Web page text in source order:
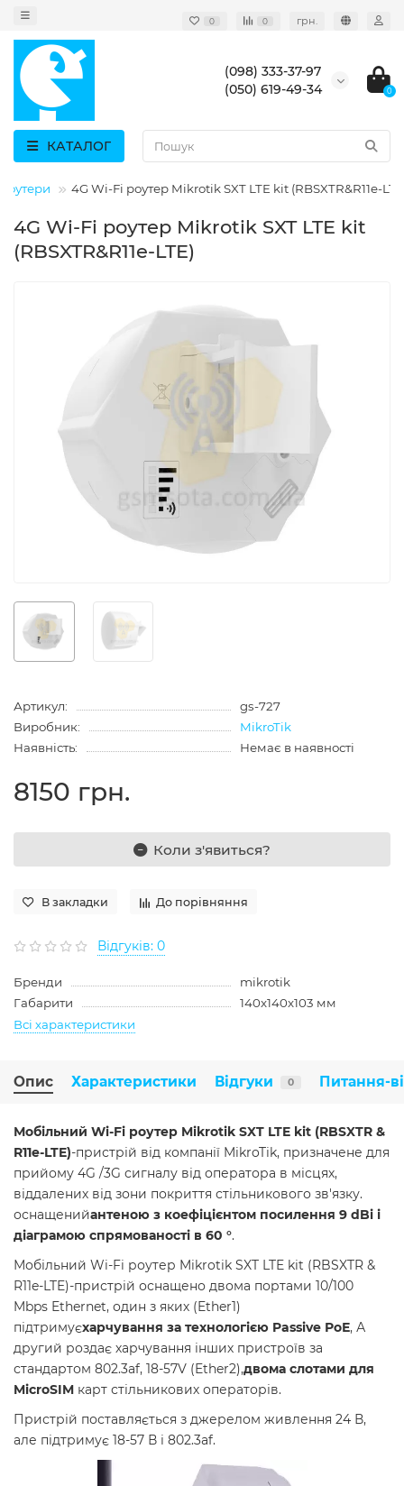
0 0 грн.
(098) 333-37-97
(050) 619-49-34
0
КАТАЛОГ
4G Wi-Fi роутер Mikrotik SXT LTE kit (RBSXTR&R11e-
4G Wi-Fi роутер Mikrotik SXT LTE kit
(RBSXTR&R11e-LTE)
Артикул:
gs-727
Виробник:
MikroTik
Наявність:
Немає в наявності
8150 грн.
Коли з'явиться?
В закладки До порівняння
Відгуків: 0
Бренди
mikrotik
Габарити
140x140x103 мм
Всі характеристики
Опис Характеристики Відгуки 0 Питання-
Мобільний Wi-Fi роутер Mikrotik SXT LTE kit (RBSXTR &
R11e-LTE)-пристрій від компанії MikroTik, призначене для
прийому 4G /3G сигналу від оператора в місцях,
віддалених від зони покриття стільникового зв'язку.
оснащенийантеною з коефіцієнтом посилення 9 dBi і
діаграмою спрямованості в 60 °.
Мобільний Wi-Fi роутер Mikrotik SXT LTE kit (RBSXTR &
R11e-LTE)-пристрій оснащено двома портами 10/100
Mbps Ethernet, один з яких (Ether1)
підтримуєхарчування за технологією Passive РоЕ, А
другий роздає харчування інших пристроїв за
стандартом 802.3af, 18-57V (Ether2),двома слотами для
MicroSIM карт стільникових операторів.
Пристрій поставляється з джерелом живлення 24 В,
але підтримує 18-57 В і 802.3af.